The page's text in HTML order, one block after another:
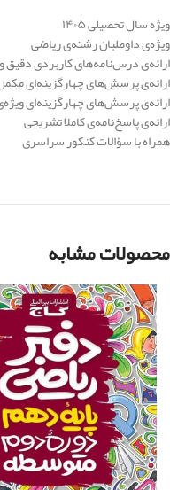
ویژه سال تحصیلی ۱۴۰۵
ویژه‌ی داوطلبان رشته‌ی ریاضی
ارائه‌ی درس‌نامه‌های کاربردی دقیق
ارائه‌ی پرسش‌های چهارگزینه‌ای
ارائه‌ی پرسش‌های چهارگزینه‌ای
ارائه‌ی پاسخ‌نامه‌ی کاملا تشریحی
همراه با سؤالات کنکور سراسری
محصولات مشابه